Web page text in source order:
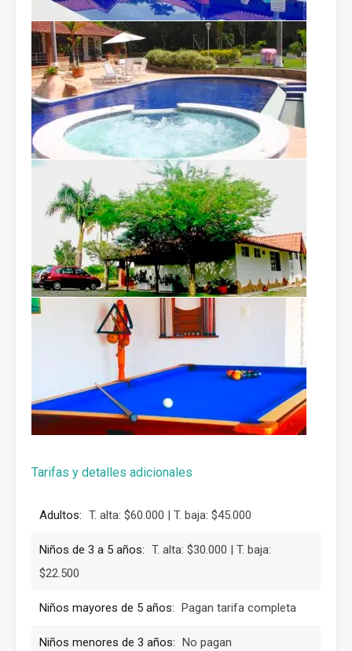
Tarifas y detalles adicionales
Adultos: T. alta: $60.000 | T. baja: $45.000
Niños de 3 a 5 años: T. alta: $30.000 | T. baja:
$22.500
Niños mayores de 5 años: Pagan tarifa completa
Niños menores de 3 años: No pagan